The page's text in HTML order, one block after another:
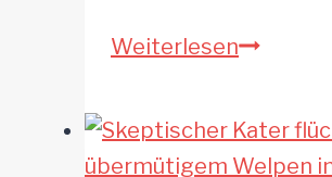
WeiterlesenKünstlerin
Brücke
der